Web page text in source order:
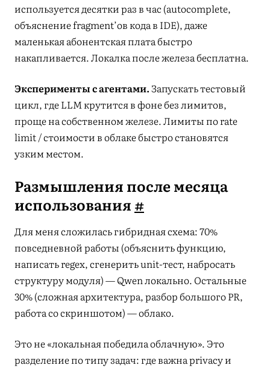
используется десятки раз в час (autocomplete,
объяснение fragment’ов кода в IDE), даже
маленькая абонентская плата быстро
накапливается. Локалка после железа бесплатна.
Эксперименты с агентами.Запускать тестовый
цикл, где LLM крутится в фоне без лимитов,
проще на собственном железе. Лимиты по rate
limit / стоимости в облаке быстро становятся
узким местом.
Размышления после месяца
использования #
Для меня сложилась гибридная схема: 70%
повседневной работы (объяснить функцию,
написать regex, сгенерить unit-тест, набросать
структуру модуля) — Qwen локально. Остальные
30% (сложная архитектура, разбор большого PR,
работа со скриншотом) — облако.
Это не «локальная победила облачную». Это
разделение по типу задач: где важна privacy и